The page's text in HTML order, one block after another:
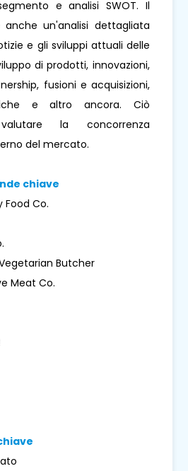
e analisi SWOT. Il
un'analisi dettagliata
e gli sviluppi attuali delle
di prodotti, innovazioni,
fusioni e acquisizioni,
e altro ancora. Ciò
la concorrenza
del mercato.
chiave
Food Co.
Butcher
Meat Co.